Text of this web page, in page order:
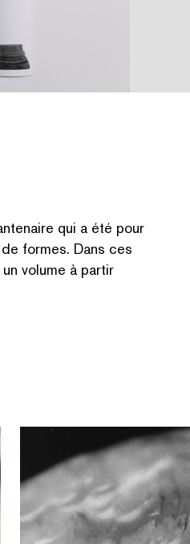
qui a été pour
formes. Dans ces
volume à partir